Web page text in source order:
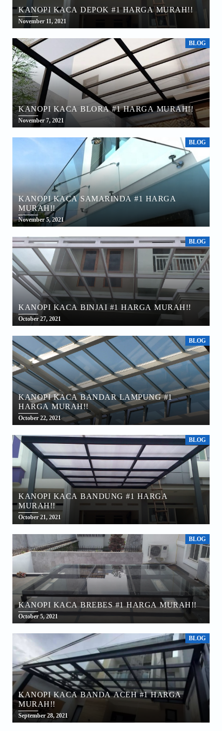
KANOPI KACA DEPOK #1 HARGA MURAH!!
November 11, 2021
BLOG
KANOPI KACA BLORA #1 HARGA MURAH!!
November 7, 2021
BLOG
KANOPI KACA SAMARINDA #1 HARGA
MURAH!!
November 5, 2021
BLOG
KANOPI KACA BINJAI #1 HARGA MURAH!!
October 27, 2021
BLOG
KANOPI KACA BANDAR LAMPUNG #1
HARGA MURAH!!
October 22, 2021
BLOG
KANOPI KACA BANDUNG #1 HARGA
MURAH!!
October 21, 2021
BLOG
KANOPI KACA BREBES #1 HARGA MURAH!!
October 5, 2021
BLOG
KANOPI KACA BANDA ACEH #1 HARGA
MURAH!!
September 28, 2021